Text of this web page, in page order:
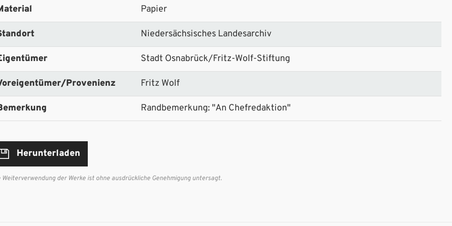
Papier
Niedersächsisches Landesarchiv
Stadt Osnabrück/Fritz-Wolf-Stiftung
Provenienz Fritz Wolf
Randbemerkung: "An Chefredaktion"
Herunterladen
Weiterverwendung der Werke ist ohne ausdrückliche Genehmigung untersagt.